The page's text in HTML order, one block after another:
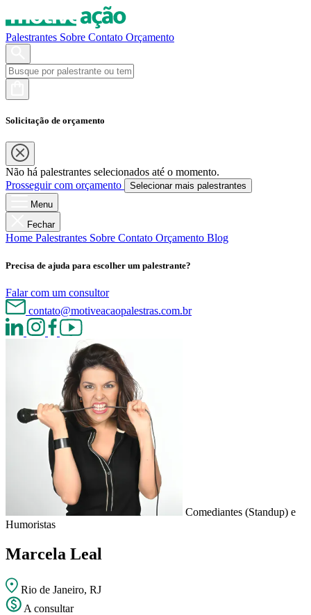
Palestrantes Sobre Contato Orçamento
Solicitação de orçamento
Não há palestrantes selecionados até o momento.
Prosseguir com orçamento
Selecionar mais palestrantes
Menu
Fechar
Home Palestrantes Sobre Contato Orçamento Blog
Precisa de ajuda para escolher um palestrante?
Falar com um consultor
contato@motiveacaopalestras.com.br
Comediantes (Standup) e
Humoristas
Marcela Leal
Rio de Janeiro, RJ
A consultar